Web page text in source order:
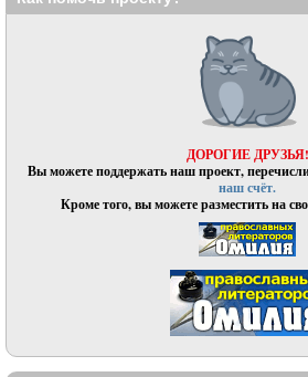
ДОРОГИЕ ДРУЗЬЯ!
Вы можете поддержать наш проект,
наш счёт.
Кроме того, вы можете разместить на